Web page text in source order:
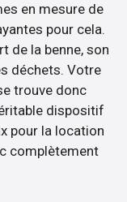
en mesure de
pour cela.
de la benne, son
déchets. Votre
trouve donc
dispositif
pour la location
complètement